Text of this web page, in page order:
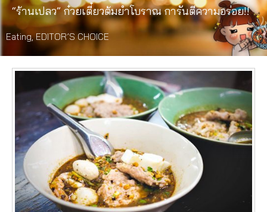
“ร้านเปลว” ก๋วยเตี๋ยวต้มยำโบราณ การันตีความอร่อย!!
Eating,EDITOR’S CHOICE